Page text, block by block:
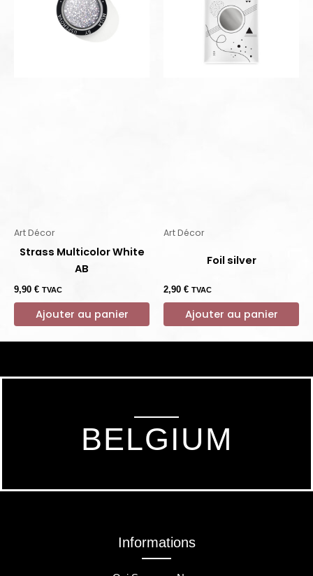
Art Décor
Strass Multicolor White
AB
9,90 € TVAC
Ajouter au panier
Art Décor
Foil silver
2,90 € TVAC
Ajouter au panier
BELGIUM
Informations